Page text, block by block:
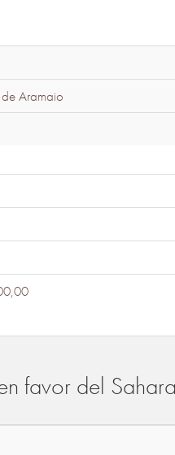
Aramaio
favor del